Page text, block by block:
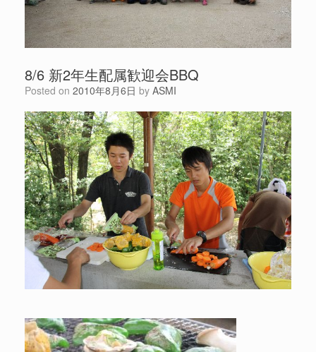
8/6 新2年生配属歓迎会BBQ
Posted on 2010年8月6日 by ASMI